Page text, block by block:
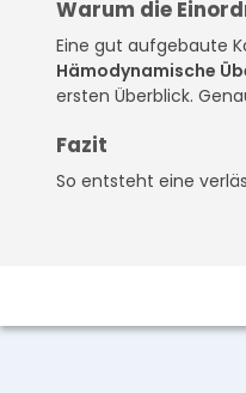
Warum die
Eine gut aufgebaute
Hämodynamische
ersten Überblick.
Fazit
So entsteht eine